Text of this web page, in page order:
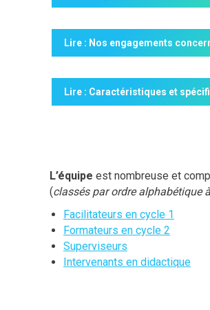
Lire : Nos engagements
Lire : Caractéristiques et
L’équipe est nombreuse et
(classés par ordre alphabétique
Facilitateurs en cycle 1
Formateurs en cycle 2
Superviseurs
Intervenants en didactique